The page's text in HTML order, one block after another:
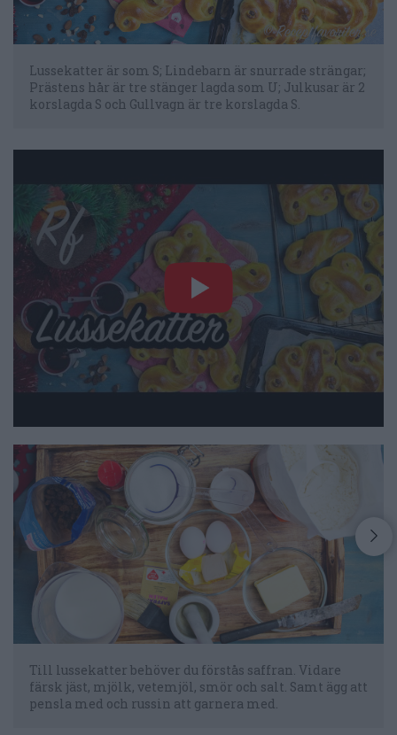
Lussekatter är som S; Lindebarn är snurrade strängar;
Prästens hår är tre stänger lagda som U; Julkusar är 2
korslagda S och Gullvagn är tre korslagda S.
Till lussekatter behöver du förstås saffran. Vidare
färsk jäst, mjölk, vetemjöl, smör och salt. Samt ägg att
pensla med och russin att garnera med.